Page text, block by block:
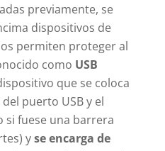
previamente, se
dispositivos de
permiten proteger al
como USB
que se coloca
puerto USB y el
si fuese una barrera
yse encarga de